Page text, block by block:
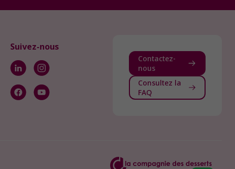
Suivez-nous
Contactez-
nous
Consultez la
FAQ